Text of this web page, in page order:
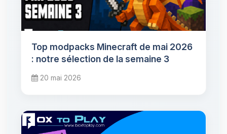
Top modpacks Minecraft de mai 2026
: notre sélection de la semaine 3
20 mai 2026